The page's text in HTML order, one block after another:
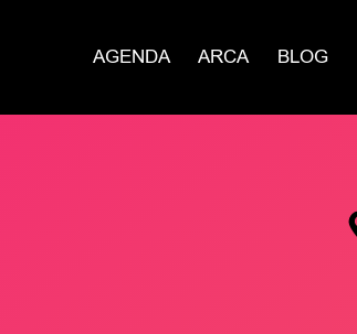
AGENDA ARCA BLOG